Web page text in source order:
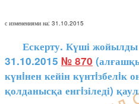
с изменениями на: 31.10.2015
Ескерту. Күші
31.10.2015 № 870
күнiнен кейін күнтiзбелiк
қолданысқа енгiзіледі)